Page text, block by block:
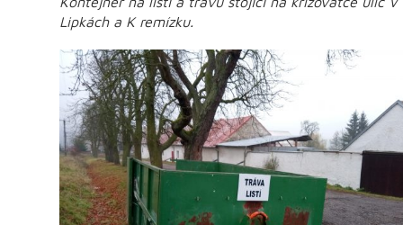
Lipkách a K remízku.